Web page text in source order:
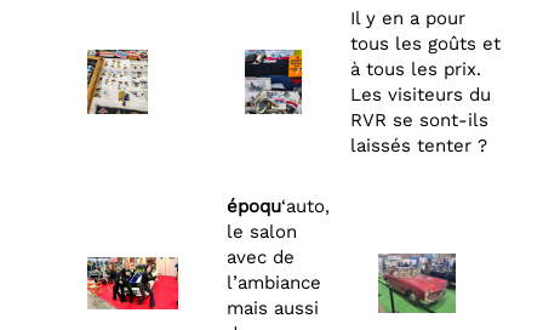
Il y en a pour
tous les goûts et
à tous les prix.
Les visiteurs du
RVR se sont-ils
laissés tenter ?
époqu‘auto,
le salon
avec de
l’ambiance
mais aussi